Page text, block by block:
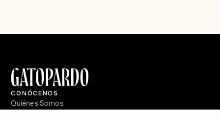
CONÓCENOS
Quiénes Somos